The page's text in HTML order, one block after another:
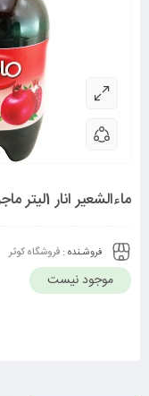
ماءالشعیر انار 1لیتر ماجو6262702800690
فروشـنده : فروشگاه کوثر
موجود نیست